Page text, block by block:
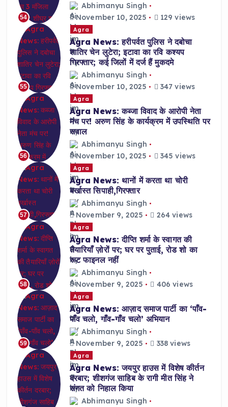
54
Abhimanyu Singh
November 10, 2025
129 views
55
Agra
Agra News: हरीपर्वत पुलिस ने दबोचा
शातिर चेन लुटेरा; इटावा का रवि कश्यप
गिरफ्तार; कई जिलों में दर्ज हैं मुकदमे
Abhimanyu Singh
November 10, 2025
347 views
56
Agra
Agra News: कब्जा विवाद के आरोपी नेता
मंच पर! अरुण सिंह के कार्यक्रम में उपस्थिति पर
सवाल
Abhimanyu Singh
November 10, 2025
345 views
57
Agra
Agra News: थानों में करता था चोरी
बर्खास्त सिपाही,गिरफ्तार
Abhimanyu Singh
November 9, 2025
264 views
58
Agra
Agra News: दीप्ति शर्मा के स्वागत की
तैयारियाँ ज़ोरों पर; घर पर पुताई, रोड शो का
रूट फाइनल नहीं
Abhimanyu Singh
November 9, 2025
406 views
59
Agra
Agra News: आज़ाद समाज पार्टी का ‘पाँव-
पाँव चलो, गाँव-गाँव चलो’ अभियान
Abhimanyu Singh
November 9, 2025
338 views
Agra
Agra News: जयपुर हाउस में विशेष कीर्तन
दरबार; शीशगंज साहिब के रागी मीत सिंह ने
संगत को निहाल किया
Abhimanyu Singh